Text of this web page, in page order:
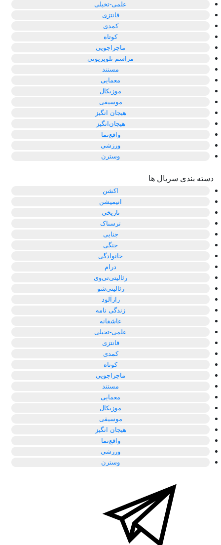
علمی-تخیلی
فانتزی
کمدی
کوتاه
ماجراجویی
مراسم تلویزیونی
مستند
معمایی
موزیکال
موسیقی
هیجان انگیز
هیجان‌انگیز
واقع‌نما
ورزشی
وسترن
دسته بندی سریال ها
اکشن
انیمیشن
تاریخی
ترسناک
جنایی
جنگی
خانوادگی
درام
رئالیتی‌تی‌وی
رئالیتی‌شو
رازآلود
زندگی نامه
عاشقانه
علمی-تخیلی
فانتزی
کمدی
کوتاه
ماجراجویی
مستند
معمایی
موزیکال
موسیقی
هیجان انگیز
واقع‌نما
ورزشی
وسترن